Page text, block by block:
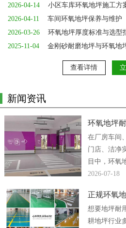
2026-04-14
小区车库环氧地坪施工方
2026-04-11
车间环氧地坪保养与维护
2026-03-26
环氧地坪厚度标准与选型
2025-11-04
金刚砂耐磨地坪与环氧地
查看详情
新闻资讯
在厂房车间
门店、洁净
目中，环氧
地位，核心
2026-07-18
想要地坪耐
耕地坪行业